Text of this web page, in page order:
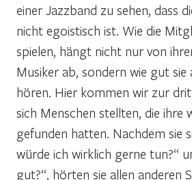
einer Jazzband zu sehen, dass
nicht egoistisch ist. Wie die
spielen, hängt nicht nur von
Musiker ab, sondern wie gut sie
hören. Hier kommen wir zur
sich Menschen stellten, die ihre
gefunden hatten. Nachdem sie
würde ich wirklich gerne tun?“
gut?“, hörten sie allen anderen